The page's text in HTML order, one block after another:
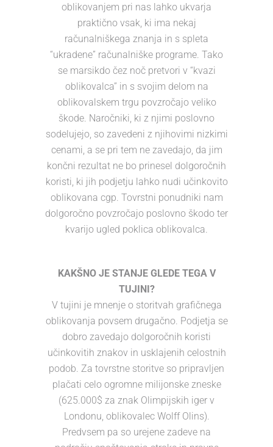
oblikovanjem pri nas lahko ukvarja
praktično vsak, ki ima nekaj
računalniškega znanja in s spleta
“ukradene” računalniške programe. Tako
se marsikdo čez noč pretvori v “kvazi
oblikovalca” in s svojim delom na
oblikovalskem trgu povzročajo veliko
škode. Naročniki, ki z njimi poslovno
sodelujejo, so zavedeni z njihovimi nizkimi
cenami, a se pri tem ne zavedajo, da jim
končni rezultat ne bo prinesel dolgoročnih
koristi, ki jih podjetju lahko nudi učinkovito
oblikovana cgp. Tovrstni ponudniki nam
dolgoročno povzročajo poslovno škodo ter
kvarijo ugled poklica oblikovalca.
KAKŠNO JE STANJE GLEDE TEGA V
TUJINI?
V tujini je mnenje o storitvah grafičnega
oblikovanja povsem drugačno. Podjetja se
dobro zavedajo dolgoročnih koristi
učinkovitih znakov in usklajenih celostnih
podob. Za tovrstne storitve so pripravljen
plačati celo ogromne milijonske zneske
(625.000$ za znak Olimpijskih iger v
Londonu, oblikovalec Wolff Olins).
Predvsem pa so urejene zadeve na